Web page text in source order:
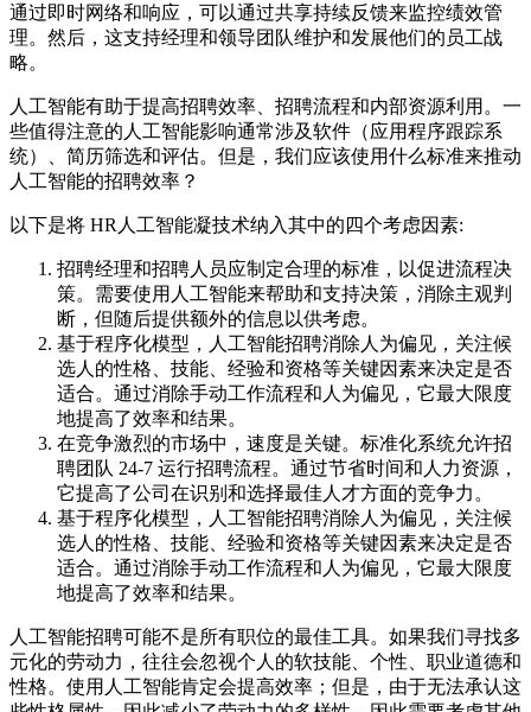
通过即时网络和响应，可以通过共享持续反馈来监控绩效管
理。然后，这支持经理和领导团队维护和发展他们的员工战
略。
人工智能有助于提高招聘效率、招聘流程和内部资源利用。一
些值得注意的人工智能影响通常涉及软件（应用程序跟踪系
统）、简历筛选和评估。但是，我们应该使用什么标准来推动
人工智能的招聘效率？
以下是将 HR人工智能凝技术纳入其中的四个考虑因素:
招聘经理和招聘人员应制定合理的标准，以促进流程决
策。需要使用人工智能来帮助和支持决策，消除主观判
断，但随后提供额外的信息以供考虑。
基于程序化模型，人工智能招聘消除人为偏见，关注候
选人的性格、技能、经验和资格等关键因素来决定是否
适合。通过消除手动工作流程和人为偏见，它最大限度
地提高了效率和结果。
在竞争激烈的市场中，速度是关键。标准化系统允许招
聘团队 24-7 运行招聘流程。通过节省时间和人力资源，
它提高了公司在识别和选择最佳人才方面的竞争力。
基于程序化模型，人工智能招聘消除人为偏见，关注候
选人的性格、技能、经验和资格等关键因素来决定是否
适合。通过消除手动工作流程和人为偏见，它最大限度
地提高了效率和结果。
人工智能招聘可能不是所有职位的最佳工具。如果我们寻找多
元化的劳动力，往往会忽视个人的软技能、个性、职业道德和
性格。使用人工智能肯定会提高效率；但是，由于无法承认这